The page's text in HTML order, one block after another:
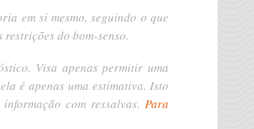
em si mesmo, seguindo o que
do bom-senso.
Visa apenas permitir uma
é apenas uma estimativa. Isto
com ressalvas. Para